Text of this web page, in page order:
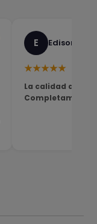
E Edison
★★★★★
La calidad del
Completamente